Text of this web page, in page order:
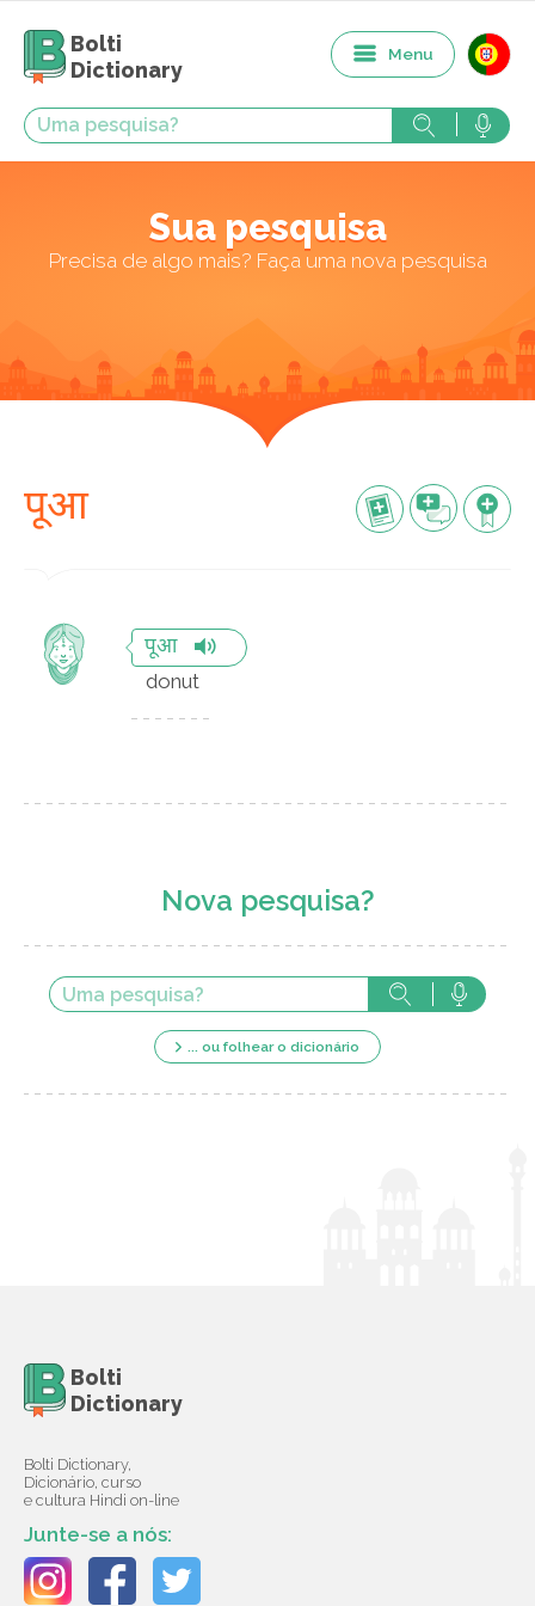
Bolti
Dictionary
Menu
Sua pesquisa
Precisa de algo mais? Faça uma nova pesquisa
पूआ
पूआ
donut
Nova pesquisa?
... ou folhear o dicionário
Bolti
Dictionary
Bolti Dictionary,
Dicionário, curso
e cultura Hindi on-line
Junte-se a nós: